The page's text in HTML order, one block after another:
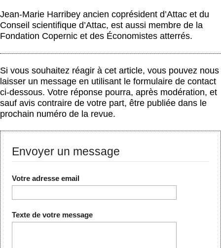
Jean-Marie Harribey ancien coprésident d’Attac et du
Conseil scientifique d’Attac, est aussi membre de la
Fondation Copernic et des Économistes atterrés.
Si vous souhaitez réagir à cet article, vous pouvez nous
laisser un message en utilisant le formulaire de contact
ci-dessous. Votre réponse pourra, après modération, et
sauf avis contraire de votre part, être publiée dans le
prochain numéro de la revue.
Envoyer un message
Votre adresse email
Texte de votre message